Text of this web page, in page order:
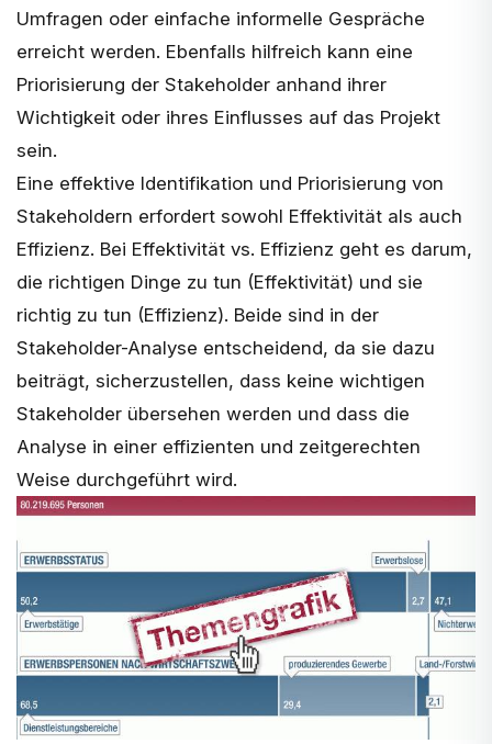
Umfragen oder einfache informelle Gespräche
erreicht werden. Ebenfalls hilfreich kann eine
Priorisierung der Stakeholder anhand ihrer
Wichtigkeit oder ihres Einflusses auf das Projekt
sein.
Eine effektive Identifikation und Priorisierung von
Stakeholdern erfordert sowohl Effektivität als auch
Effizienz. Bei Effektivität vs. Effizienz geht es darum,
die richtigen Dinge zu tun (Effektivität) und sie
richtig zu tun (Effizienz). Beide sind in der
Stakeholder-Analyse entscheidend, da sie dazu
beiträgt, sicherzustellen, dass keine wichtigen
Stakeholder übersehen werden und dass die
Analyse in einer effizienten und zeitgerechten
Weise durchgeführt wird.